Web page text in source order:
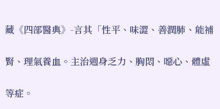
藏《四部醫典》-言其「性平、味澀、善潤肺、能補
腎、理氣養血。主治週身乏力、胸悶、噁心、體虛
等症。